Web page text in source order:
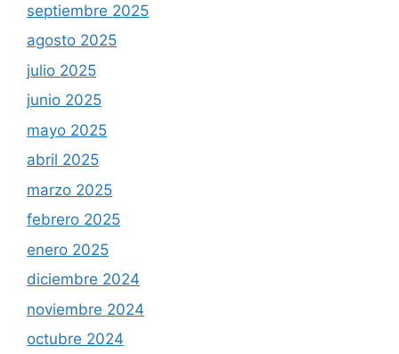
septiembre 2025
agosto 2025
julio 2025
junio 2025
mayo 2025
abril 2025
marzo 2025
febrero 2025
enero 2025
diciembre 2024
noviembre 2024
octubre 2024